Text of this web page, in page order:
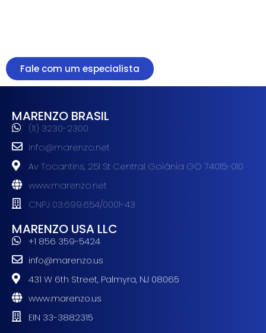
Fale com um especialista
MARENZO BRASIL
(11) 3230-2300
info@marenzo.net
Av Tocantins, 251 St Central Goiânia GO 74015-010
www.marenzo.net
CNPJ 03.699.654/0001-43
MARENZO USA LLC
+1 856 359-5424
info@marenzo.us
431 W 6th Street, Palmyra, NJ 08065
www.marenzo.us
EIN 33-3882315